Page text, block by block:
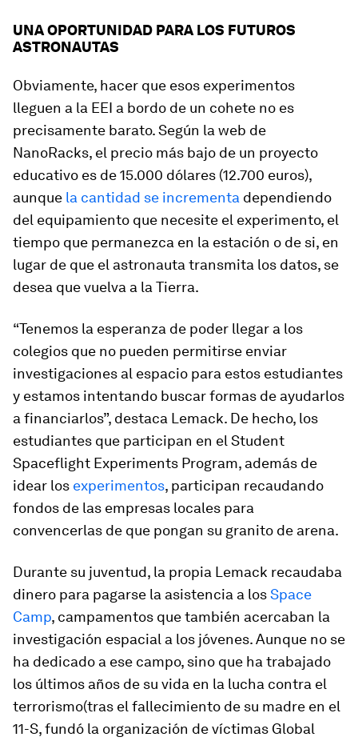
UNA OPORTUNIDAD PARA LOS FUTUROS
ASTRONAUTAS
Obviamente, hacer que esos experimentos
lleguen a la EEI a bordo de un cohete no es
precisamente barato. Según la web de
NanoRacks, el precio más bajo de un proyecto
educativo es de 15.000 dólares (12.700 euros),
aunque la cantidad se incrementa dependiendo
del equipamiento que necesite el experimento, el
tiempo que permanezca en la estación o de si, en
lugar de que el astronauta transmita los datos, se
desea que vuelva a la Tierra.
“Tenemos la esperanza de poder llegar a los
colegios que no pueden permitirse enviar
investigaciones al espacio para estos estudiantes
y estamos intentando buscar formas de ayudarlos
a financiarlos”, destaca Lemack. De hecho, los
estudiantes que participan en el Student
Spaceflight Experiments Program, además de
idear los experimentos, participan recaudando
fondos de las empresas locales para
convencerlas de que pongan su granito de arena.
Durante su juventud, la propia Lemack recaudaba
dinero para pagarse la asistencia a losSpace
Camp, campamentos que también acercaban la
investigación espacial a los jóvenes. Aunque no se
ha dedicado a ese campo, sino que ha trabajado
los últimos años de su vida en la lucha contra el
terrorismo(tras el fallecimiento de su madre en el
11-S, fundó la organización de víctimas Global